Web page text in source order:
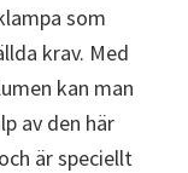
som
krav. Med
kan man
av den här
är speciellt